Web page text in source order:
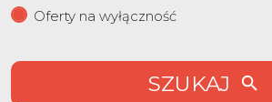
Oferty na wyłączność
SZUKAJ